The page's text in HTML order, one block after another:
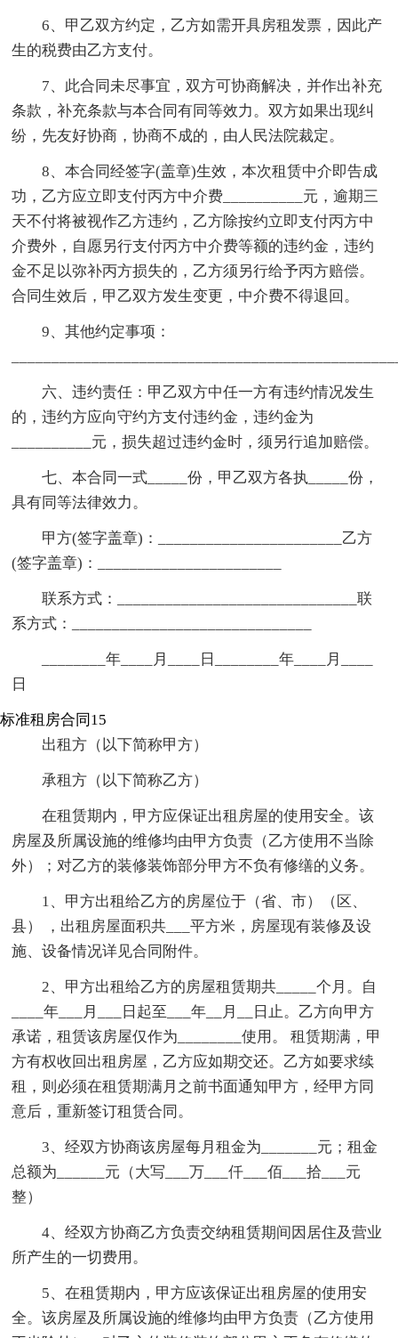
6、甲乙双方约定，乙方如需开具房租发票，因此产
生的税费由乙方支付。
7、此合同未尽事宜，双方可协商解决，并作出补充
条款，补充条款与本合同有同等效力。双方如果出现纠
纷，先友好协商，协商不成的，由人民法院裁定。
8、本合同经签字(盖章)生效，本次租赁中介即告成
功，乙方应立即支付丙方中介费__________元，逾期三
天不付将被视作乙方违约，乙方除按约立即支付丙方中
介费外，自愿另行支付丙方中介费等额的违约金，违约
金不足以弥补丙方损失的，乙方须另行给予丙方赔偿。
合同生效后，甲乙双方发生变更，中介费不得退回。
9、其他约定事项：
六、违约责任：甲乙双方中任一方有违约情况发生
的，违约方应向守约方支付违约金，违约金为
__________元，损失超过违约金时，须另行追加赔偿。
七、本合同一式_____份，甲乙双方各执_____份，
具有同等法律效力。
甲方(签字盖章)：_______________________乙方
(签字盖章)：_______________________
联系方式：______________________________联
系方式：______________________________
________年____月____日________年____月____
日
标准租房合同15
出租方（以下简称甲方）
承租方（以下简称乙方）
在租赁期内，甲方应保证出租房屋的使用安全。该
房屋及所属设施的维修均由甲方负责（乙方使用不当除
外）；对乙方的装修装饰部分甲方不负有修缮的义务。
1、甲方出租给乙方的房屋位于（省、市）（区、
县） ，出租房屋面积共___平方米，房屋现有装修及设
施、设备情况详见合同附件。
2、甲方出租给乙方的房屋租赁期共_____个月。自
____年___月___日起至___年__月__日止。乙方向甲方
承诺，租赁该房屋仅作为________使用。 租赁期满，甲
方有权收回出租房屋，乙方应如期交还。乙方如要求续
租，则必须在租赁期满月之前书面通知甲方，经甲方同
意后，重新签订租赁合同。
3、经双方协商该房屋每月租金为_______元；租金
总额为______元（大写___万___仟___佰___拾___元
整）
4、经双方协商乙方负责交纳租赁期间因居住及营业
所产生的一切费用。
5、在租赁期内，甲方应该保证出租房屋的使用安
全。该房屋及所属设施的维修均由甲方负责（乙方使用